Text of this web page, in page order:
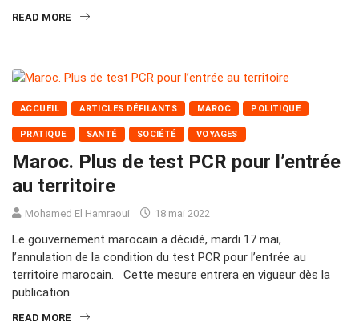
READ MORE
ACCUEIL ARTICLES DÉFILANTS MAROC POLITIQUE
PRATIQUE SANTÉ SOCIÉTÉ VOYAGES
Maroc. Plus de test PCR pour l’entrée
au territoire
Mohamed El Hamraoui 18 mai 2022
Le gouvernement marocain a décidé, mardi 17 mai,
l’annulation de la condition du test PCR pour l’entrée au
territoire marocain. Cette mesure entrera en vigueur dès la
publication
READ MORE